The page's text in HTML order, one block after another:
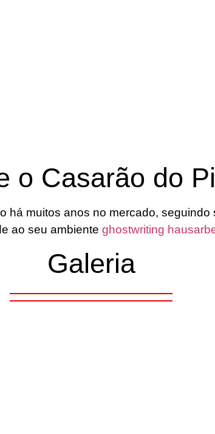
o Casarão do
há muitos anos no mercado,
ao seu ambiente ghostwriting
Galeria